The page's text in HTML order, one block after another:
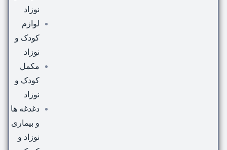
نوزاد
لوازم
کودک و
نوزاد
مکمل
کودک و
نوزاد
دغدغه ها
و بیماری
نوزاد و